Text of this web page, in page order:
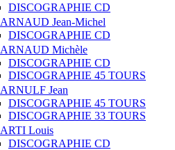
DISCOGRAPHIE CD
ARNAUD Jean-Michel
DISCOGRAPHIE CD
ARNAUD Michèle
DISCOGRAPHIE CD
DISCOGRAPHIE 45 TOURS
ARNULF Jean
DISCOGRAPHIE 45 TOURS
DISCOGRAPHIE 33 TOURS
ARTI Louis
DISCOGRAPHIE CD